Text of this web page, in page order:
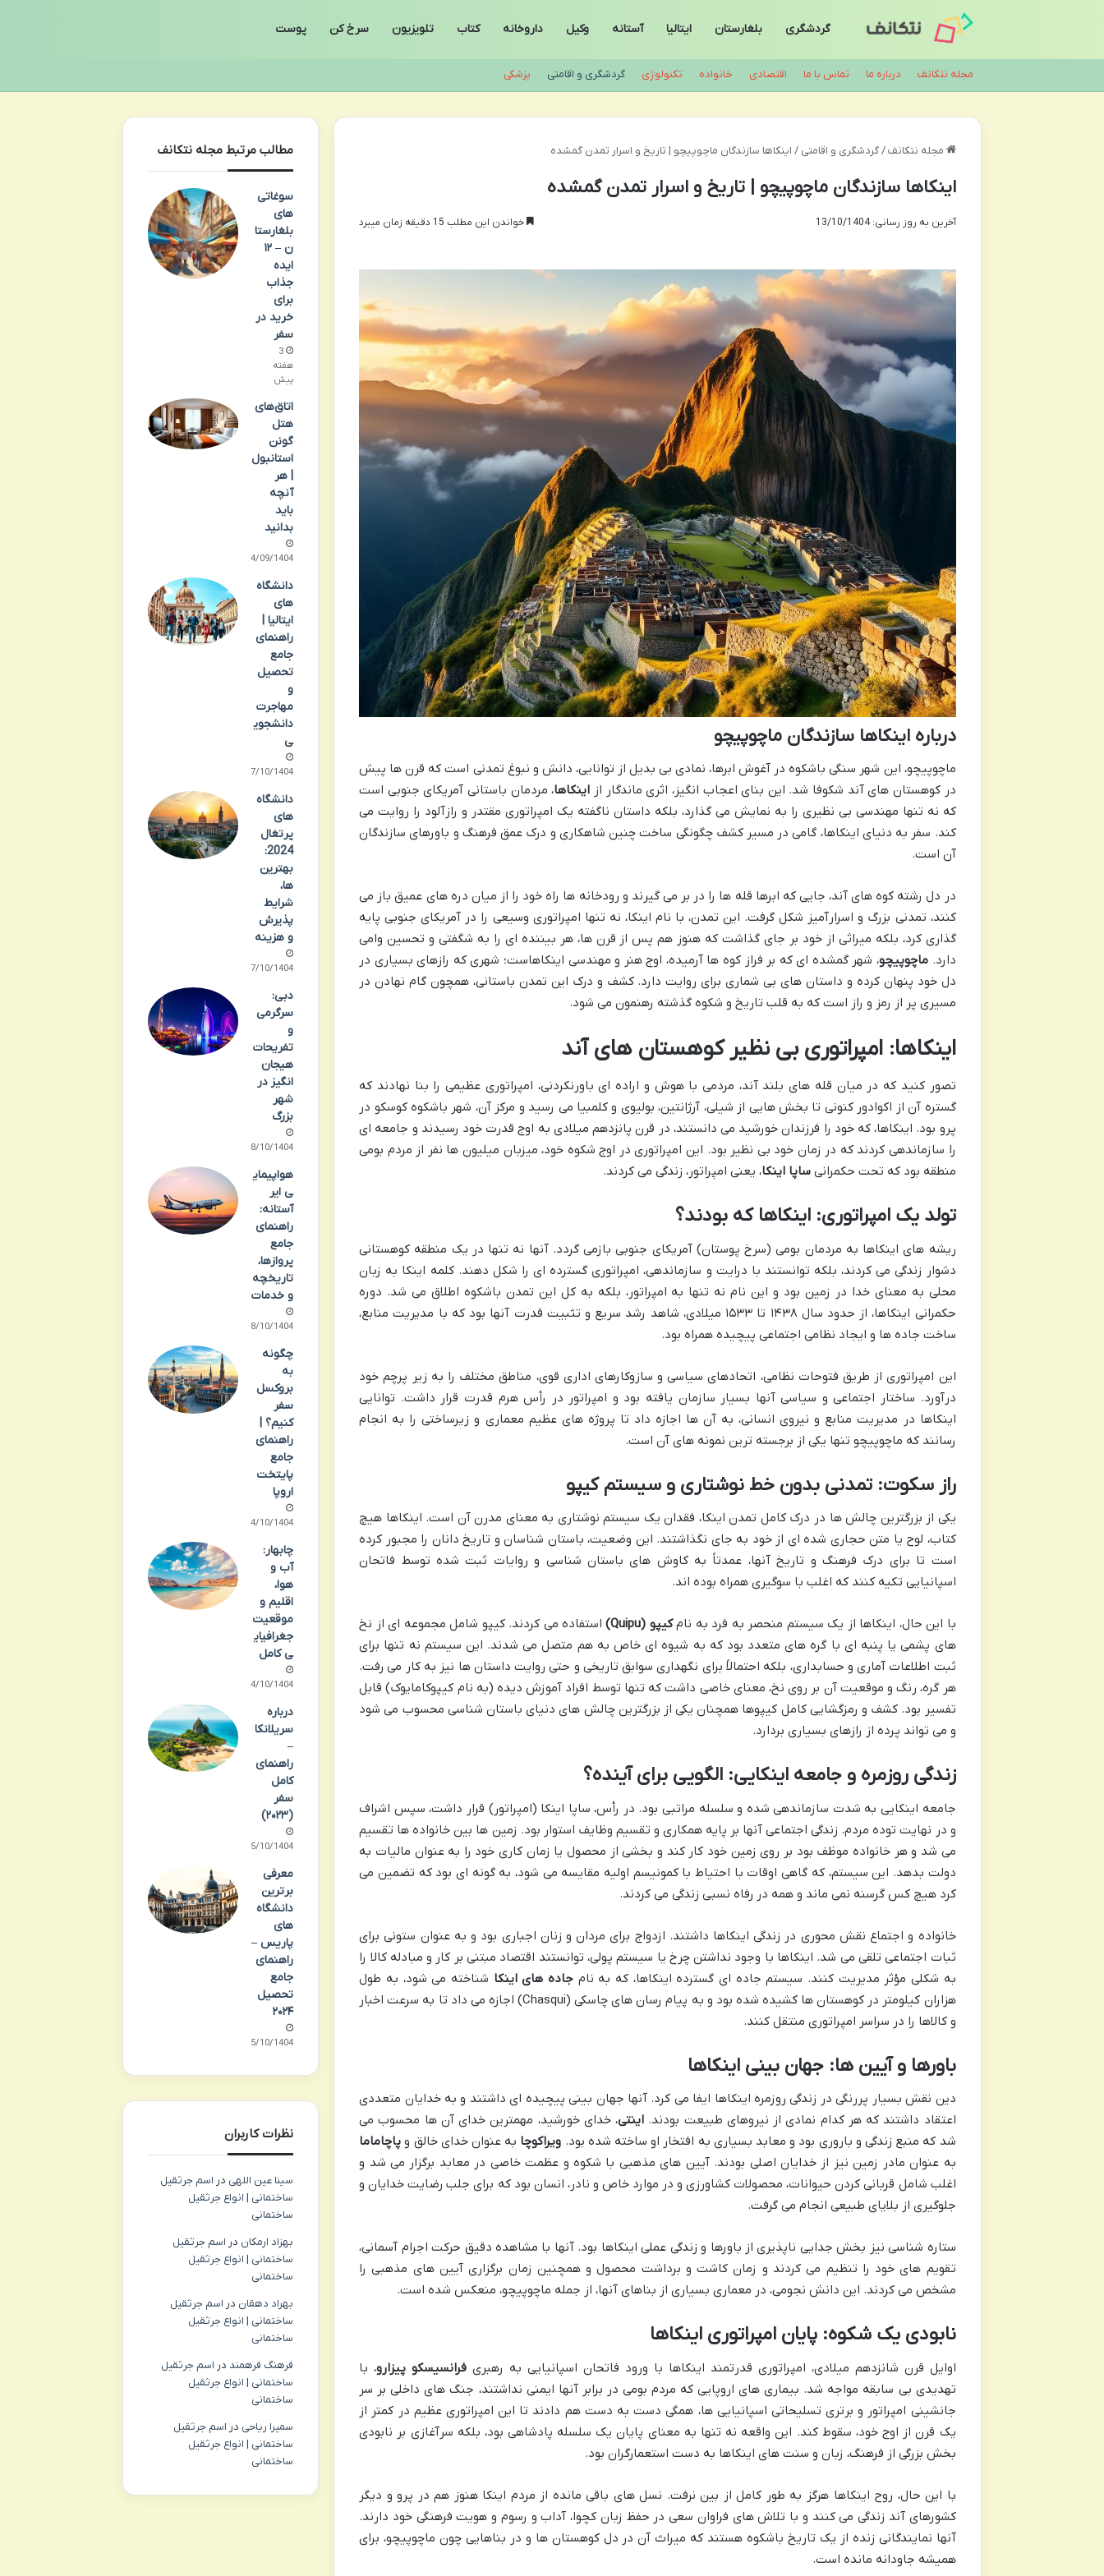
گردشگری بلغارستان ایتالیا آستانه وکیل داروخانه کتاب تلویزیون سرخ کن پوست
مجله نتکانف درباره ما تماس با ما اقتصادی خانواده تکنولوژی گردشگری و اقامتی پزشکی
مجله نتکانف / گردشگری و اقامتی / اینکاها سازندگان ماچوپیچو | تاریخ و اسرار تمدن گمشده
اینکاها سازندگان ماچوپیچو | تاریخ و اسرار تمدن گمشده
آخرین به روز رسانی: 13/10/1404 خواندن این مطلب 15 دقیقه زمان میبرد
درباره اینکاها سازندگان ماچوپیچو
ماچوپیچو، این شهر سنگی باشکوه در آغوش ابرها، نمادی بی بدیل از توانایی، دانش و نبوغ تمدنی است که قرن ها پیش
در کوهستان های آند شکوفا شد. این بنای اعجاب انگیز، اثری ماندگار از اینکاها، مردمان باستانی آمریکای جنوبی است
که نه تنها مهندسی بی نظیری را به نمایش می گذارد، بلکه داستان ناگفته یک امپراتوری مقتدر و رازآلود را روایت می
کند. سفر به دنیای اینکاها، گامی در مسیر کشف چگونگی ساخت چنین شاهکاری و درک عمق فرهنگ و باورهای سازندگان
آن است.
در دل رشته کوه های آند، جایی که ابرها قله ها را در بر می گیرند و رودخانه ها راه خود را از میان دره های عمیق باز می
کنند، تمدنی بزرگ و اسرارآمیز شکل گرفت. این تمدن، با نام اینکا، نه تنها امپراتوری وسیعی را در آمریکای جنوبی پایه
گذاری کرد، بلکه میراثی از خود بر جای گذاشت که هنوز هم پس از قرن ها، هر بیننده ای را به شگفتی و تحسین وامی
دارد. ماچوپیچو، شهر گمشده ای که بر فراز کوه ها آرمیده، اوج هنر و مهندسی اینکاهاست؛ شهری که رازهای بسیاری در
دل خود پنهان کرده و داستان های بی شماری برای روایت دارد. کشف و درک این تمدن باستانی، همچون گام نهادن در
مسیری پر از رمز و راز است که به قلب تاریخ و شکوه گذشته رهنمون می شود.
اینکاها: امپراتوری بی نظیر کوهستان های آند
تصور کنید که در میان قله های بلند آند، مردمی با هوش و اراده ای باورنکردنی، امپراتوری عظیمی را بنا نهادند که
گستره آن از اکوادور کنونی تا بخش هایی از شیلی، آرژانتین، بولیوی و کلمبیا می رسید و مرکز آن، شهر باشکوه کوسکو در
پرو بود. اینکاها، که خود را فرزندان خورشید می دانستند، در قرن پانزدهم میلادی به اوج قدرت خود رسیدند و جامعه ای
را سازماندهی کردند که در زمان خود بی نظیر بود. این امپراتوری در اوج شکوه خود، میزبان میلیون ها نفر از مردم بومی
منطقه بود که تحت حکمرانیساپا اینکا، یعنی امپراتور، زندگی می کردند.
تولد یک امپراتوری: اینکاها که بودند؟
ریشه های اینکاها به مردمان بومی (سرخ پوستان) آمریکای جنوبی بازمی گردد. آنها نه تنها در یک منطقه کوهستانی
دشوار زندگی می کردند، بلکه توانستند با درایت و سازماندهی، امپراتوری گسترده ای را شکل دهند. کلمه اینکا به زبان
محلی به معنای خدا در زمین بود و این نام نه تنها به امپراتور، بلکه به کل این تمدن باشکوه اطلاق می شد. دوره
حکمرانی اینکاها، از حدود سال ۱۴۳۸ تا ۱۵۳۳ میلادی، شاهد رشد سریع و تثبیت قدرت آنها بود که با مدیریت منابع،
ساخت جاده ها و ایجاد نظامی اجتماعی پیچیده همراه بود.
این امپراتوری از طریق فتوحات نظامی، اتحادهای سیاسی و سازوکارهای اداری قوی، مناطق مختلف را به زیر پرچم خود
درآورد. ساختار اجتماعی و سیاسی آنها بسیار سازمان یافته بود و امپراتور در رأس هرم قدرت قرار داشت. توانایی
اینکاها در مدیریت منابع و نیروی انسانی، به آن ها اجازه داد تا پروژه های عظیم معماری و زیرساختی را به انجام
رسانند که ماچوپیچو تنها یکی از برجسته ترین نمونه های آن است.
راز سکوت: تمدنی بدون خط نوشتاری و سیستم کیپو
یکی از بزرگترین چالش ها در درک کامل تمدن اینکا، فقدان یک سیستم نوشتاری به معنای مدرن آن است. اینکاها هیچ
کتاب، لوح یا متن حجاری شده ای از خود به جای نگذاشتند. این وضعیت، باستان شناسان و تاریخ دانان را مجبور کرده
است تا برای درک فرهنگ و تاریخ آنها، عمدتاً به کاوش های باستان شناسی و روایات ثبت شده توسط فاتحان
اسپانیایی تکیه کنند که اغلب با سوگیری همراه بوده اند.
با این حال، اینکاها از یک سیستم منحصر به فرد به نامکیپو (Quipu)
استفاده می کردند. کیپو شامل مجموعه ای از نخ
های پشمی یا پنبه ای با گره های متعدد بود که به شیوه ای خاص به هم متصل می شدند. این سیستم نه تنها برای
ثبت اطلاعات آماری و حسابداری، بلکه احتمالاً برای نگهداری سوابق تاریخی و حتی روایت داستان ها نیز به کار می رفت.
هر گره، رنگ و موقعیت آن بر روی نخ، معنای خاصی داشت که تنها توسط افراد آموزش دیده (به نام کیپوکامایوک) قابل
تفسیر بود. کشف و رمزگشایی کامل کیپوها همچنان یکی از بزرگترین چالش های دنیای باستان شناسی محسوب می شود
و می تواند پرده از رازهای بسیاری بردارد.
زندگی روزمره و جامعه اینکایی: الگویی برای آینده؟
جامعه اینکایی به شدت سازماندهی شده و سلسله مراتبی بود. در رأس، ساپا اینکا (امپراتور) قرار داشت، سپس اشراف
و در نهایت توده مردم. زندگی اجتماعی آنها بر پایه همکاری و تقسیم وظایف استوار بود. زمین ها بین خانواده ها تقسیم
می شد و هر خانواده موظف بود بر روی زمین خود کار کند و بخشی از محصول یا زمان کاری خود را به عنوان مالیات به
دولت بدهد. این سیستم، که گاهی اوقات با احتیاط با کمونیسم اولیه مقایسه می شود، به گونه ای بود که تضمین می
کرد هیچ کس گرسنه نمی ماند و همه در رفاه نسبی زندگی می کردند.
خانواده و اجتماع نقش محوری در زندگی اینکاها داشتند. ازدواج برای مردان و زنان اجباری بود و به عنوان ستونی برای
ثبات اجتماعی تلقی می شد. اینکاها با وجود نداشتن چرخ یا سیستم پولی، توانستند اقتصاد مبتنی بر کار و مبادله کالا را
به شکلی مؤثر مدیریت کنند. سیستم جاده ای گسترده اینکاها، که به نامجاده های اینکا شناخته می شود، به طول
هزاران کیلومتر در کوهستان ها کشیده شده بود و به پیام رسان های چاسکی (Chasqui) اجازه می داد تا به سرعت اخبار
و کالاها را در سراسر امپراتوری منتقل کنند.
باورها و آیین ها: جهان بینی اینکاها
دین نقش بسیار پررنگی در زندگی روزمره اینکاها ایفا می کرد. آنها جهان بینی پیچیده ای داشتند و به خدایان متعددی
اعتقاد داشتند که هر کدام نمادی از نیروهای طبیعت بودند. اینتی، خدای خورشید، مهمترین خدای آن ها محسوب می
شد که منبع زندگی و باروری بود و معابد بسیاری به افتخار او ساخته شده بود. ویراکوچا به عنوان خدای خالق و پاچاماما
به عنوان مادر زمین نیز از خدایان اصلی بودند. آیین های مذهبی با شکوه و عظمت خاصی در معابد برگزار می شد و
اغلب شامل قربانی کردن حیوانات، محصولات کشاورزی و در موارد خاص و نادر، انسان بود که برای جلب رضایت خدایان و
جلوگیری از بلایای طبیعی انجام می گرفت.
ستاره شناسی نیز بخش جدایی ناپذیری از باورها و زندگی عملی اینکاها بود. آنها با مشاهده دقیق حرکت اجرام آسمانی،
تقویم های خود را تنظیم می کردند و زمان کاشت و برداشت محصول و همچنین زمان برگزاری آیین های مذهبی را
مشخص می کردند. این دانش نجومی، در معماری بسیاری از بناهای آنها، از جمله ماچوپیچو، منعکس شده است.
نابودی یک شکوه: پایان امپراتوری اینکاها
اوایل قرن شانزدهم میلادی، امپراتوری قدرتمند اینکاها با ورود فاتحان اسپانیایی به رهبری فرانسیسکو پیزارو، با
تهدیدی بی سابقه مواجه شد. بیماری های اروپایی که مردم بومی در برابر آنها ایمنی نداشتند، جنگ های داخلی بر سر
جانشینی امپراتور و برتری تسلیحاتی اسپانیایی ها، همگی دست به دست هم دادند تا این امپراتوری عظیم در کمتر از
یک قرن از اوج خود، سقوط کند. این واقعه نه تنها به معنای پایان یک سلسله پادشاهی بود، بلکه سرآغازی بر نابودی
بخش بزرگی از فرهنگ، زبان و سنت های اینکاها به دست استعمارگران بود.
با این حال، روح اینکاها هرگز به طور کامل از بین نرفت. نسل های باقی مانده از مردم اینکا هنوز هم در پرو و دیگر
کشورهای آند زندگی می کنند و با تلاش های فراوان سعی در حفظ زبان کچوا، آداب و رسوم و هویت فرهنگی خود دارند.
آنها نمایندگانی زنده از یک تاریخ باشکوه هستند که میراث آن در دل کوهستان ها و در بناهایی چون ماچوپیچو، برای
همیشه جاودانه مانده است.
مطالب مرتبط مجله نتکانف
سوغاتی
های
بلغارستا
ن – ۱۲
ایده
جذاب
برای
خرید در
سفر
3
هفته
پیش
اتاق‌های
هتل
گونن
استانبول
| هر
آنچه
باید
بدانید
24/09/1404
دانشگاه
های
ایتالیا |
راهنمای
جامع
تحصیل
و
مهاجرت
دانشجوی
ی
07/10/1404
دانشگاه
های
پرتغال
2024:
بهترین
ها،
شرایط
پذیرش
و هزینه
07/10/1404
دبی:
سرگرمی
و
تفریحات
هیجان
انگیز در
شهر
بزرگ
08/10/1404
هواپیمای
ی ایر
آستانه:
راهنمای
جامع
پروازها،
تاریخچه
و خدمات
08/10/1404
چگونه
به
بروکسل
سفر
کنیم؟ |
راهنمای
جامع
پایتخت
اروپا
14/10/1404
چابهار:
آب و
هوا،
اقلیم و
موقعیت
جغرافیای
ی کامل
14/10/1404
درباره
سریلانکا
–
راهنمای
کامل
سفر
(۲۰۲۳)
15/10/1404
معرفی
برترین
دانشگاه
های
پاریس –
راهنمای
جامع
تحصیل
۲۰۲۴
15/10/1404
نظرات کاربران
سینا عین اللهی در اسم جرثقیل
ساختمانی | انواع جرثقیل
ساختمانی
بهزاد ارمکان در اسم جرثقیل
ساختمانی | انواع جرثقیل
ساختمانی
بهراد دهقان در اسم جرثقیل
ساختمانی | انواع جرثقیل
ساختمانی
فرهنگ فرهمند در اسم جرثقیل
ساختمانی | انواع جرثقیل
ساختمانی
سمیرا ریاحی در اسم جرثقیل
ساختمانی | انواع جرثقیل
ساختمانی